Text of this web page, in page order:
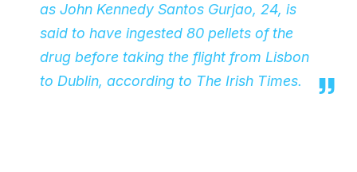
as John Kennedy Santos Gurjao, 24, is
said to have ingested 80 pellets of the
drug before taking the flight from Lisbon
to Dublin, according to The Irish Times.